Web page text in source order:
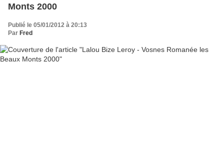
Monts 2000
Publié le 05/01/2012 à 20:13
Par Fred